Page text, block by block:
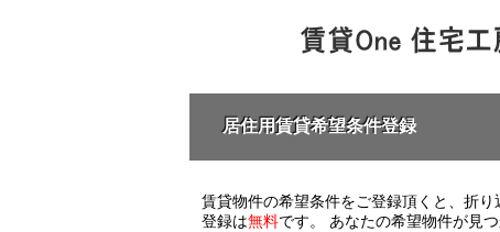
居住用賃貸希望条件登録
賃貸物件の希望条件をご登録頂くと、折
登録は無料です。 あなたの希望物件が見